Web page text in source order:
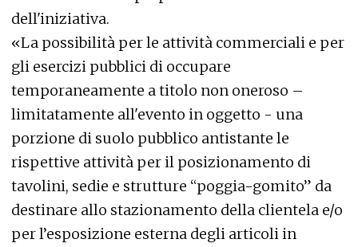
dell'iniziativa.
«La possibilità per le attività commerciali e per
gli esercizi pubblici di occupare
temporaneamente a titolo non oneroso –
limitatamente all'evento in oggetto - una
porzione di suolo pubblico antistante le
rispettive attività per il posizionamento di
tavolini, sedie e strutture “poggia-gomito” da
destinare allo stazionamento della clientela e/o
per l’esposizione esterna degli articoli in